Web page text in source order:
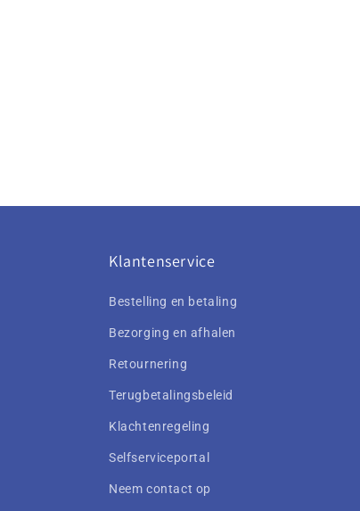
Klantenservice
Bestelling en betaling
Bezorging en afhalen
Retournering
Terugbetalingsbeleid
Klachtenregeling
Selfserviceportal
Neem contact op